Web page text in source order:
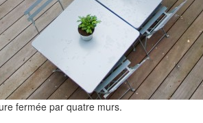
fermée par quatre murs.